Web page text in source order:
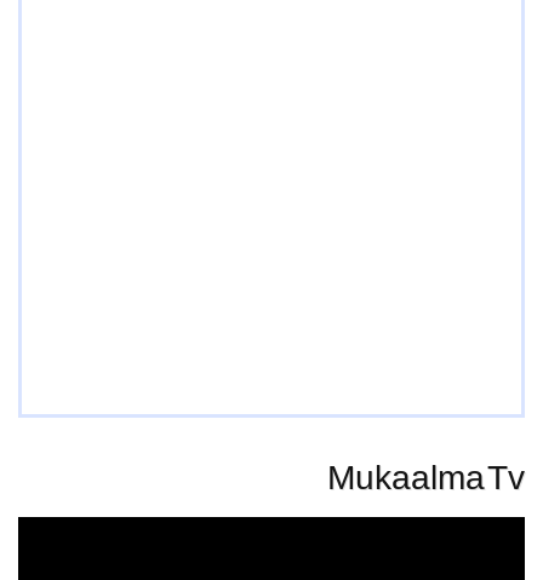
Mukaalma Tv